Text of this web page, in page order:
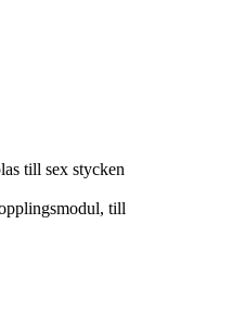
till sex stycken
till